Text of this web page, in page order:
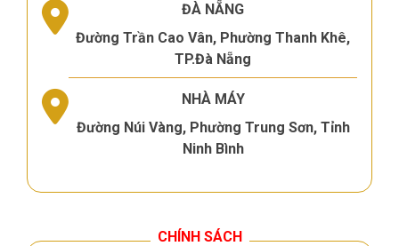
ĐÀ NẴNG
Đường Trần Cao Vân, Phường Thanh Khê,
TP.Đà Nẵng
NHÀ MÁY
Đường Núi Vàng, Phường Trung Sơn, Tỉnh
Ninh Bình
CHÍNH SÁCH